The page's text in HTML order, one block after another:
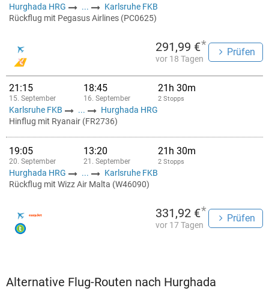
Hurghada HRG ...
Karlsruhe FKB
Rückflug mit Pegasus Airlines (PC0625)
291,99 €*
vor 18 Tagen
Prüfen
21:15
15. September
18:45
16. September
21h 30m
2 Stopps
Karlsruhe FKB ...
Hurghada HRG
Hinflug mit Ryanair (FR2736)
19:05
20. September
13:20
21. September
21h 30m
2 Stopps
Hurghada HRG ...
Karlsruhe FKB
Rückflug mit Wizz Air Malta (W46090)
331,92 €*
vor 17 Tagen
Prüfen
Alternative Flug-Routen nach Hurghada